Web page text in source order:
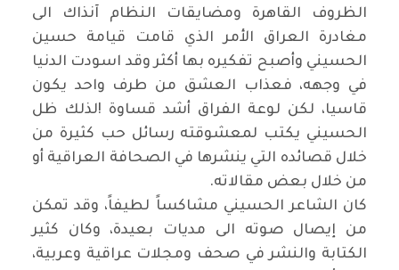
الظروف القاهرة ومضايقات النظام آنذاك الى
مغادرة العراق الأمر الذي قامت قيامة حسين
الحسيني وأصبح تفكيره بها أكثر وقد اسودت الدنيا
في وجهه، فعذاب العشق من طرف واحد يكون
قاسيا، لكن لوعة الفراق أشد قساوة !لذلك ظل
الحسيني يكتب لمعشوقته رسائل حب كثيرة من
خلال قصائده التي ينشرها في الصحافة العراقية أو
من خلال بعض مقالاته.
كان الشاعر الحسيني مشاكساً لطيفاً، وقد تمكن
من إيصال صوته الى مديات بعيدة، وكان كثير
الكتابة والنشر في صحف ومجلات عراقية وعربية،